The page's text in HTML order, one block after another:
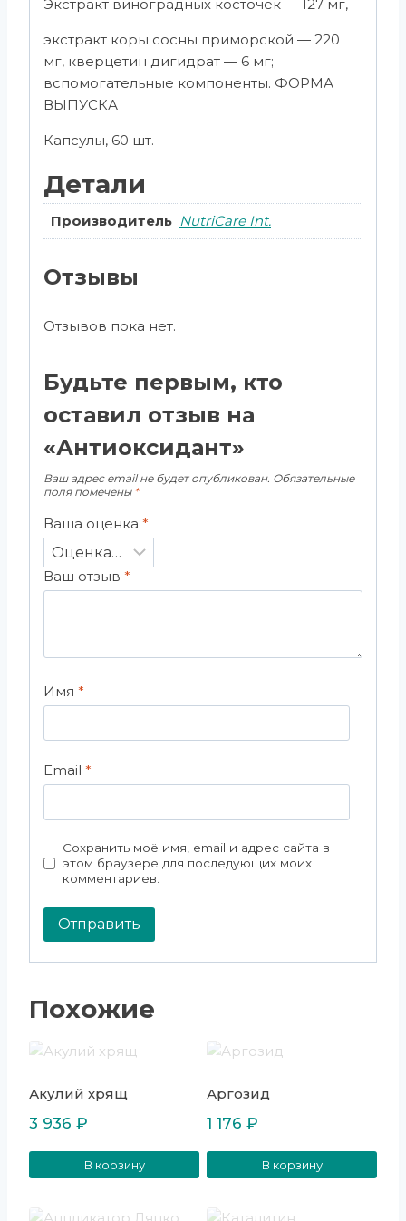
Экстракт виноградных косточек — 127 мг,
экстракт коры сосны приморской — 220
мг, кверцетин дигидрат — 6 мг;
вспомогательные компоненты. ФОРМА
ВЫПУСКА
Капсулы, 60 шт.
Детали
Производитель NutriCare Int.
Отзывы
Отзывов пока нет.
Будьте первым, кто
оставил отзыв на
«Антиоксидант»
Ваш адрес email не будет опубликован. Обязательные
поля помечены *
Ваша оценка *
Ваш отзыв *
Имя *
Email *
Сохранить моё имя, email и адрес сайта в
этом браузере для последующих моих
комментариев.
Похожие
Акулий хрящ
3 936 ₽
В корзину
Аргозид
1 176 ₽
В корзину